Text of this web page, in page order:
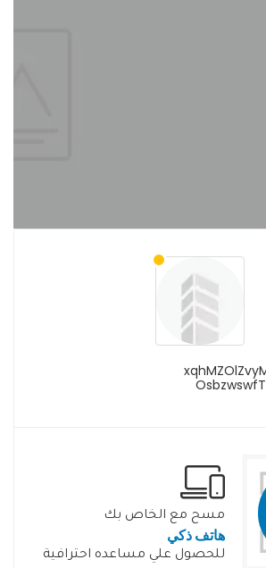
مسح مع الخاص بك
هاتف ذكي
للحصول علي مساعده احترافية